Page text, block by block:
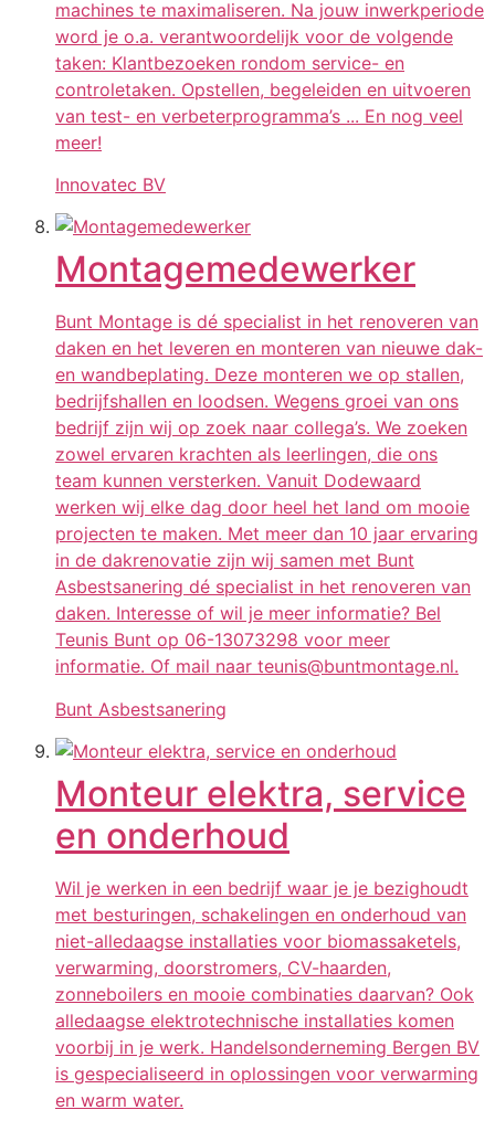
machines te maximaliseren. Na jouw inwerkperiode
word je o.a. verantwoordelijk voor de volgende
taken: Klantbezoeken rondom service- en
controletaken. Opstellen, begeleiden en uitvoeren
van test- en verbeterprogramma’s ... En nog veel
meer!
Innovatec BV
Montagemedewerker
Bunt Montage is dé specialist in het renoveren van
daken en het leveren en monteren van nieuwe dak-
en wandbeplating. Deze monteren we op stallen,
bedrijfshallen en loodsen. Wegens groei van ons
bedrijf zijn wij op zoek naar collega’s. We zoeken
zowel ervaren krachten als leerlingen, die ons
team kunnen versterken. Vanuit Dodewaard
werken wij elke dag door heel het land om mooie
projecten te maken. Met meer dan 10 jaar ervaring
in de dakrenovatie zijn wij samen met Bunt
Asbestsanering dé specialist in het renoveren van
daken. Interesse of wil je meer informatie? Bel
Teunis Bunt op 06-13073298 voor meer
informatie. Of mail naar teunis@buntmontage.nl.
Bunt Asbestsanering
Monteur elektra, service
en onderhoud
Wil je werken in een bedrijf waar je je bezighoudt
met besturingen, schakelingen en onderhoud van
niet-alledaagse installaties voor biomassaketels,
verwarming, doorstromers, CV-haarden,
zonneboilers en mooie combinaties daarvan? Ook
alledaagse elektrotechnische installaties komen
voorbij in je werk. Handelsonderneming Bergen BV
is gespecialiseerd in oplossingen voor verwarming
en warm water.